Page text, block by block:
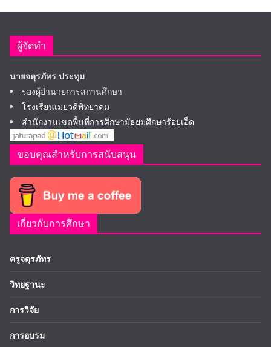
ผู้จัดทำ
นายจตุรภัทร ประทุม
รองผู้อำนวยการสถานศึกษา
โรงเรียนเมยวดีพิทยาคม
สำนักงานเขตพื้นที่การศึกษามัธยมศึกษาร้อยเอ็ด
ขอบคุณสำหรับการสนับสนุน
เกี่ยวกับการศึกษา
ครูจตุรภัทร
วิทยฐานะ
การวิจัย
การอบรม